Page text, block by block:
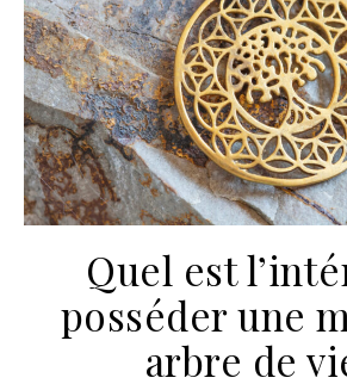
Quel est
posséder une
arbre de